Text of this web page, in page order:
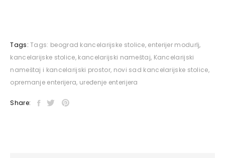
Tags: Tags: beograd kancelarijske stolice, enterijer modurlj,
kancelarijske stolice, kancelarijski nameštaj, Kancelarijski
nameštaj i kancelarijski prostor, novi sad kancelarijske stolice,
opremanje enterijera, uređenje enterijera
Share: